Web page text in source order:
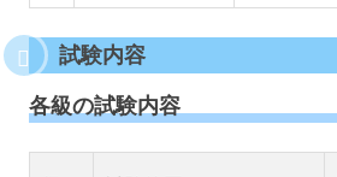
試験内容
各級の試験内容